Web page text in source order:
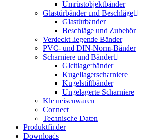
Umrüstobjektbänder
Glastürbänder und Beschläge
Glastürbänder
Beschläge und Zubehör
Verdeckt liegende Bänder
PVC- und DIN-Norm-Bänder
Scharniere und Bänder
Gleitlagerbänder
Kugellagerscharniere
Kugelstiftbänder
Ungelagerte Scharniere
Kleineisenwaren
Connect
Technische Daten
Produktfinder
Downloads